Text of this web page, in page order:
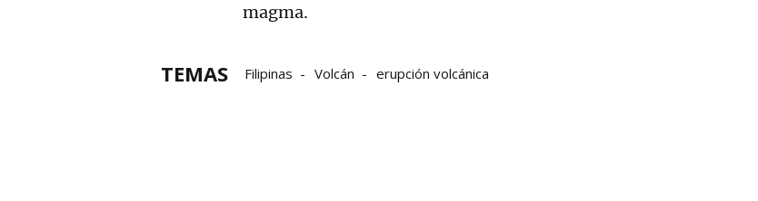
magma.
TEMAS Filipinas Volcán erupción volcánica